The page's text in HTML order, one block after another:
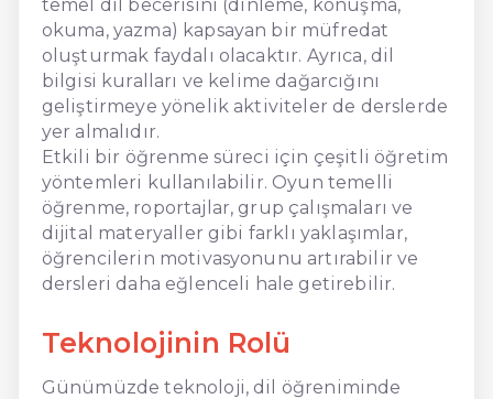
temel dil becerisini (dinleme, konuşma,
okuma, yazma) kapsayan bir müfredat
oluşturmak faydalı olacaktır. Ayrıca, dil
bilgisi kuralları ve kelime dağarcığını
geliştirmeye yönelik aktiviteler de derslerde
yer almalıdır.
Etkili bir öğrenme süreci için çeşitli öğretim
yöntemleri kullanılabilir. Oyun temelli
öğrenme, roportajlar, grup çalışmaları ve
dijital materyaller gibi farklı yaklaşımlar,
öğrencilerin motivasyonunu artırabilir ve
dersleri daha eğlenceli hale getirebilir.
Teknolojinin Rolü
Günümüzde teknoloji, dil öğreniminde